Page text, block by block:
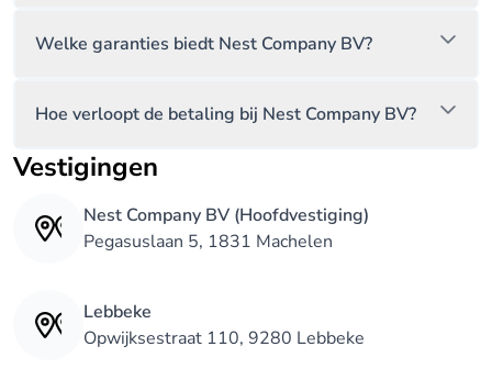
Welke garanties biedt Nest Company BV?
Hoe verloopt de betaling bij Nest Company BV?
Vestigingen
Nest Company BV (Hoofdvestiging)
Pegasuslaan 5, 1831 Machelen
Lebbeke
Opwijksestraat 110, 9280 Lebbeke